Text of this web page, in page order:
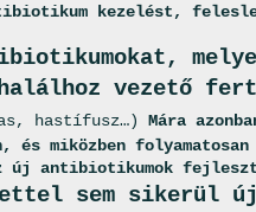
kezelést,
vezető
hastífusz…) Mára
miközben folyamatosan
új antibiotikumok
sem sikerül